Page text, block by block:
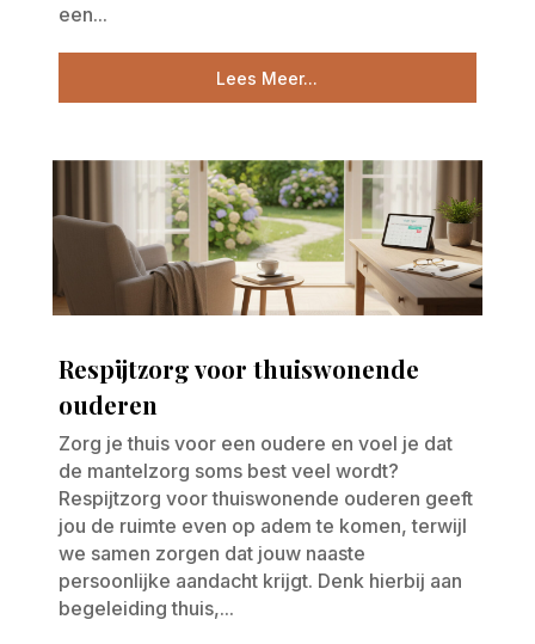
een...
Lees Meer...
Respijtzorg voor thuiswonende
ouderen
Zorg je thuis voor een oudere en voel je dat
de mantelzorg soms best veel wordt?
Respijtzorg voor thuiswonende ouderen geeft
jou de ruimte even op adem te komen, terwijl
we samen zorgen dat jouw naaste
persoonlijke aandacht krijgt. Denk hierbij aan
begeleiding thuis,...